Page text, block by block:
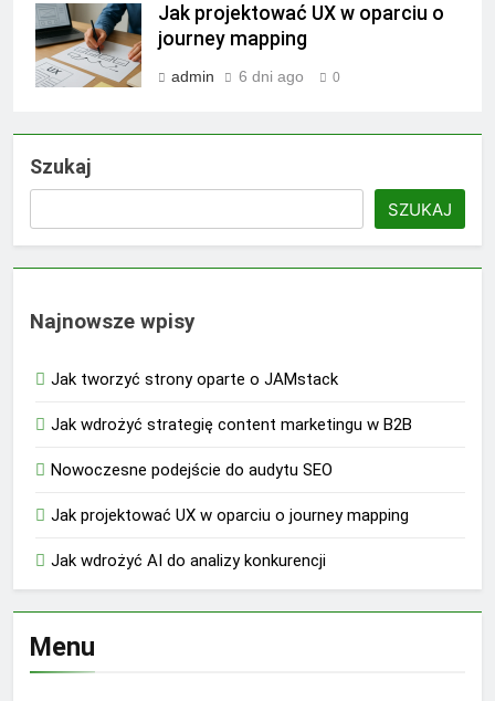
Jak projektować UX w oparciu o
journey mapping
admin 6 dni ago 0
Szukaj
SZUKAJ
Najnowsze wpisy
Jak tworzyć strony oparte o JAMstack
Jak wdrożyć strategię content marketingu w B2B
Nowoczesne podejście do audytu SEO
Jak projektować UX w oparciu o journey mapping
Jak wdrożyć AI do analizy konkurencji
Menu